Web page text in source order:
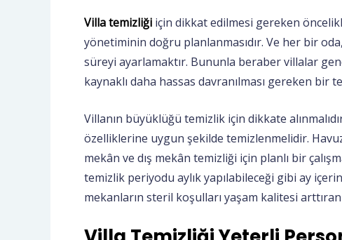
Villa temizliği için dikkat edilmesi gereken
yönetiminin doğru planlanmasıdır. Ve her bir
süreyi ayarlamaktır. Bununla beraber villalar
kaynaklı daha hassas davranılması gereken bir
Villanın büyüklüğü temizlik için dikkate
özelliklerine uygun şekilde temizlenmelidir.
mekân ve dış mekân temizliği için planlı bir
temizlik periyodu aylık yapılabileceği gibi ay
mekanların steril koşulları yaşam kalitesi